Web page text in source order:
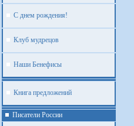
С днем рождения!
Клуб мудрецов
Наши Бенефисы
Книга предложений
Писатели России